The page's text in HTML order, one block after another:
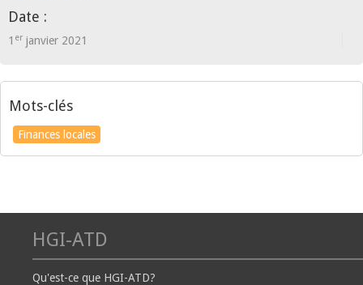
Date :
1 er janvier 2021
Mots-clés
Finances locales
HGI-ATD
Qu'est-ce que HGI-ATD?